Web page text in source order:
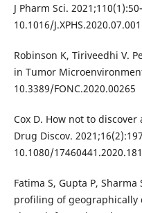
J Pharm Sci.
10.1016/J.XPHS.2020.07.001
Robinson K, Tiriveedhi V.
in Tumor
10.3389/FONC.2020.00265
Cox D. How not to
Drug Discov.
10.1080/
Fatima S, Gupta P, Sharma
profiling of geographically